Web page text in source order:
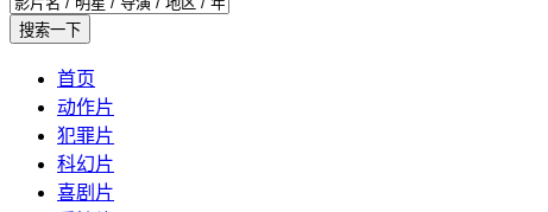
首页
动作片
犯罪片
科幻片
喜剧片